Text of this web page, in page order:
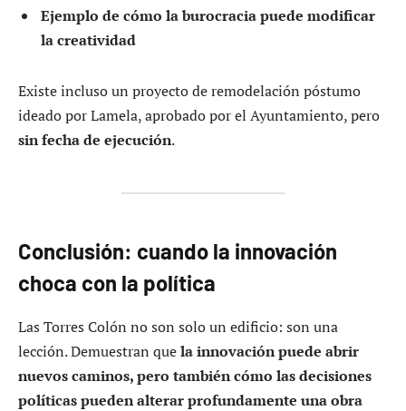
Ejemplo de cómo la burocracia puede modificar
la creatividad
Existe incluso un proyecto de remodelación póstumo
ideado por Lamela, aprobado por el Ayuntamiento, pero
sin fecha de ejecución.
Conclusión: cuando la innovación
choca con la política
Las Torres Colón no son solo un edificio: son una
lección. Demuestran quela innovación puede abrir
nuevos caminos, pero también cómo las decisiones
políticas pueden alterar profundamente una obra